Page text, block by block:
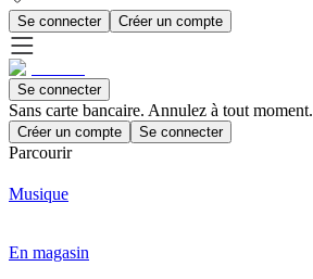
Se connecter Créer un compte
Se connecter
Sans carte bancaire. Annulez à tout moment.
Créer un compte Se connecter
Parcourir
Musique
En magasin